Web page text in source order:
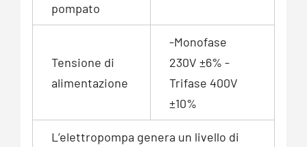
pompato
Tensione di
alimentazione
-Monofase
230V ±6% -
Trifase 400V
±10%
L’elettropompa genera un livello di